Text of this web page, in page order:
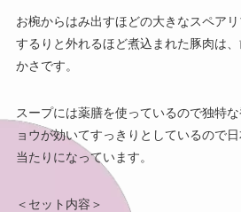
お椀からはみ出すほどの大きなスペア
するりと外れるほど煮込まれた豚肉は
かさです。
スープには薬膳を使っているので独特
ョウが効いてすっきりとしているので
当たりになっています。
＜セット内容＞